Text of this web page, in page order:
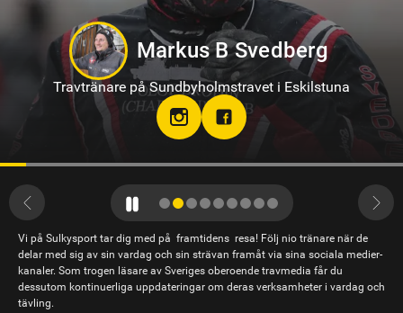
Markus B Svedberg
Travtränare på Sundbyholmstravet i Eskilstuna
Vi på Sulkysport tar dig med på framtidens resa! Följ nio tränare när de
delar med sig av sin vardag och sin strävan framåt via sina sociala medier-
kanaler. Som trogen läsare av Sveriges oberoende travmedia får du
dessutom kontinuerliga uppdateringar om deras verksamheter i vardag och
tävling.